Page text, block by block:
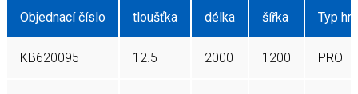
Objednací číslo tloušťka délka šířka Typ
KB620095 12.5 2000 1200 PRO